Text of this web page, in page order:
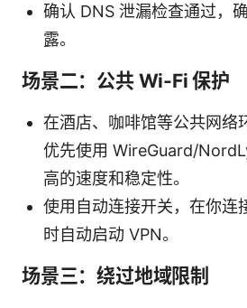
确认 DNS 泄漏检查通过，
露。
场景二：公共 Wi-Fi 保护
在酒店、咖啡馆等公共网络
优先使用 WireGuard/
高的速度和稳定性。
使用自动连接开关，在你连
时自动启动 VPN。
场景三：绕过地域限制